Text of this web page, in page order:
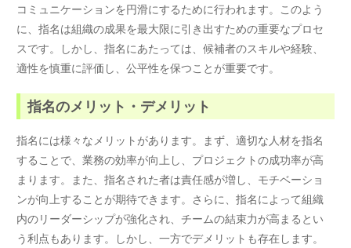
コミュニケーションを円滑にするために行われます。このよう
に、指名は組織の成果を最大限に引き出すための重要なプロセ
スです。しかし、指名にあたっては、候補者のスキルや経験、
適性を慎重に評価し、公平性を保つことが重要です。
指名のメリット・デメリット
指名には様々なメリットがあります。まず、適切な人材を指名
することで、業務の効率が向上し、プロジェクトの成功率が高
まります。また、指名された者は責任感が増し、モチベーショ
ンが向上することが期待できます。さらに、指名によって組織
内のリーダーシップが強化され、チームの結束力が高まるとい
う利点もあります。しかし、一方でデメリットも存在します。